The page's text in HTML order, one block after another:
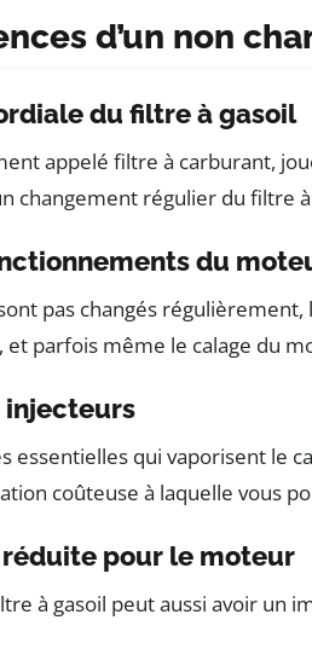
d’un non
du filtre à gasoil
appelé filtre à carburant,
changement régulier du filtre
du
pas changés
et parfois même le calage du
injecteurs
essentielles qui vaporisent le
coûteuse à laquelle vous
réduite pour le moteur
à gasoil peut aussi avoir